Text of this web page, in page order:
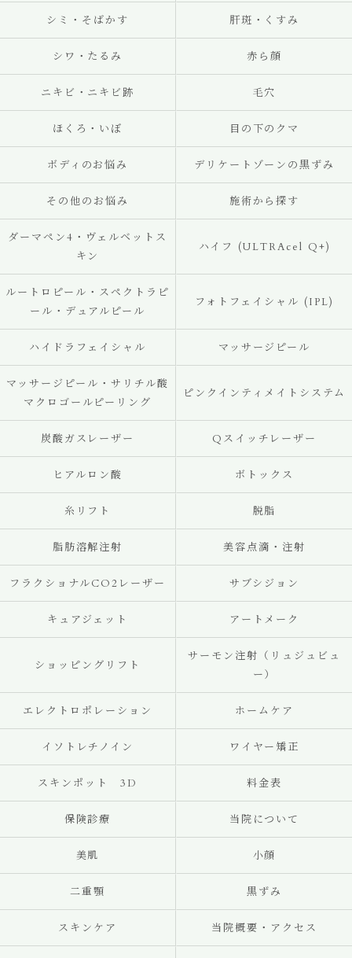
シミ・そばかす 肝斑・くすみ
シワ・たるみ 赤ら顔
ニキビ・ニキビ跡 毛穴
ほくろ・いぼ 目の下のクマ
ボディのお悩み デリケートゾーンの黒ずみ
その他のお悩み 施術から探す
ダーマペン4・ヴェルベットス
キン
ハイフ (ULTRAcel Q+)
ルートロピール・スペクトラピ
ール・デュアルピール
フォトフェイシャル (IPL)
ハイドラフェイシャル マッサージピール
マッサージピール・サリチル酸
マクロゴールピーリング
ピンクインティメイトシステム
炭酸ガスレーザー Qスイッチレーザー
ヒアルロン酸 ボトックス
糸リフト 脱脂
脂肪溶解注射 美容点滴・注射
フラクショナルCO2レーザー サブシジョン
キュアジェット アートメーク
ショッピングリフト
サーモン注射（リュジュビュ
ー）
エレクトロポレーション ホームケア
イソトレチノイン ワイヤー矯正
スキンポット 3D 料金表
保険診療 当院について
美肌 小顔
二重顎 黒ずみ
スキンケア 当院概要・アクセス